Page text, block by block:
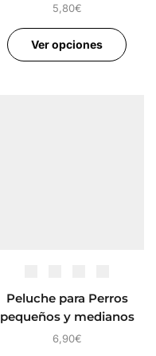
5,80€
Ver opciones
Peluche para Perros
pequeños y medianos
6,90€